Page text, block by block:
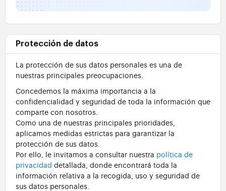
Protección de datos
La protección de sus datos personales es una de
nuestras principales preocupaciones.
Concedemos la máxima importancia a la
confidencialidad y seguridad de toda la información que
comparte con nosotros.
Como una de nuestras principales prioridades,
aplicamos medidas estrictas para garantizar la
protección de sus datos.
Por ello, le invitamos a consultar nuestra política de
privacidad detallada, donde encontrará toda la
información relativa a la recogida, uso y seguridad de
sus datos personales.